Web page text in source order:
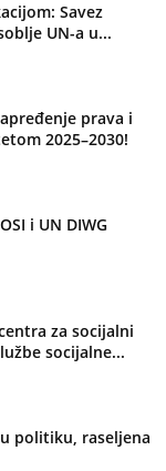
Savez
UN-a u...
prava i
2025–2030!
i UN DIWG
za socijalni
socijalne...
politiku, raseljena